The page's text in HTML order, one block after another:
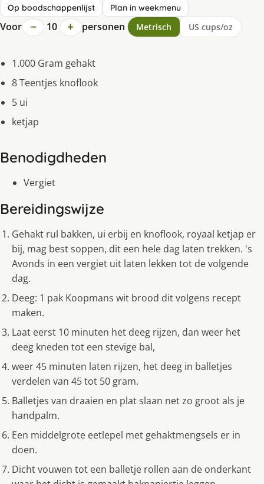
Op boodschappenlijst Plan in weekmenu
Voor − 10 + personen Metrisch US cups/oz
1.000 Gram gehakt
8 Teentjes knoflook
5 ui
ketjap
Benodigdheden
Vergiet
Bereidingswijze
Gehakt rul bakken, ui erbij en knoflook, royaal ketjap er
bij, mag best soppen, dit een hele dag laten trekken. 's
Avonds in een vergiet uit laten lekken tot de volgende
dag.
Deeg: 1 pak Koopmans wit brood dit volgens recept
maken.
Laat eerst 10 minuten het deeg rijzen, dan weer het
deeg kneden tot een stevige bal,
weer 45 minuten laten rijzen, het deeg in balletjes
verdelen van 45 tot 50 gram.
Balletjes van draaien en plat slaan net zo groot als je
handpalm.
Een middelgrote eetlepel met gehaktmengsels er in
doen.
Dicht vouwen tot een balletje rollen aan de onderkant